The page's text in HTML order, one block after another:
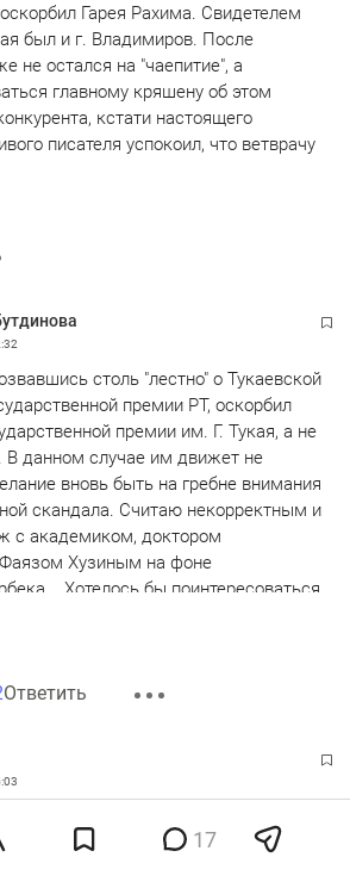
Гарея Рахима. Свидетелем
был и г. Владимиров. После
не остался на "чаепитие", а
главному кряшену об этом
кстати настоящего
писателя успокоил, что ветврачу
столь "лестно" о Тукаевской
премии РТ, оскорбил
премии им. Г. Тукая, а не
В данном случае им движет не
вновь быть на гребне внимания
скандала. Считаю некорректным и
с академиком, доктором
Фаязом Хузиным на фоне
Хотелось бы поинтересоваться
Вам право известный археолог так
фотографией... Вы же не на
Или рейтинг любой ценой... Для
Айрата Нигматуллина до сих всегда
Ответить
Гилязов же в свое время получал
17